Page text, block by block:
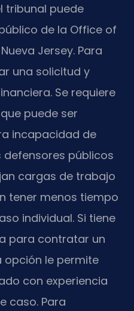
tribunal puede
de la Office of
Jersey. Para
una solicitud y
Se requiere
puede ser
incapacidad de
defensores públicos
cargas de trabajo
tener menos tiempo
individual. Si tiene
para contratar un
le permite
con experiencia
caso. Para